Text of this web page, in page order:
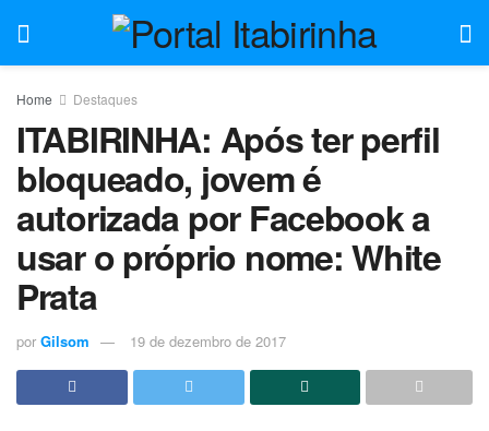
Home Destaques
ITABIRINHA: Após ter perfil
bloqueado, jovem é
autorizada por Facebook a
usar o próprio nome: White
Prata
por Gilsom 19 de dezembro de 2017